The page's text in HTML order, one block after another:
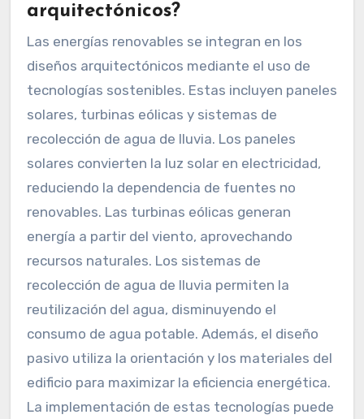
arquitectónicos?
Las energías renovables se integran en los
diseños arquitectónicos mediante el uso de
tecnologías sostenibles. Estas incluyen paneles
solares, turbinas eólicas y sistemas de
recolección de agua de lluvia. Los paneles
solares convierten la luz solar en electricidad,
reduciendo la dependencia de fuentes no
renovables. Las turbinas eólicas generan
energía a partir del viento, aprovechando
recursos naturales. Los sistemas de
recolección de agua de lluvia permiten la
reutilización del agua, disminuyendo el
consumo de agua potable. Además, el diseño
pasivo utiliza la orientación y los materiales del
edificio para maximizar la eficiencia energética.
La implementación de estas tecnologías puede